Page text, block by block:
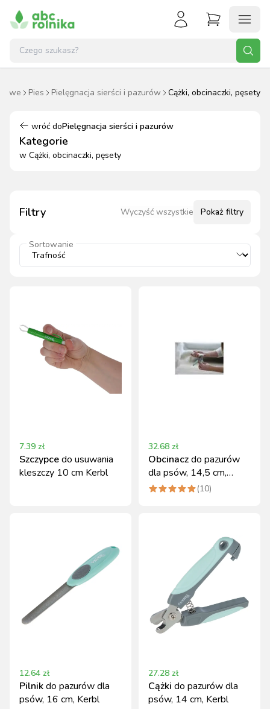
Pies Pielęgnacja sierści i pazurów Cążki, obcinaczki, pęsety
wróć doPielęgnacja sierści i pazurów
Kategorie
w Cążki, obcinaczki, pęsety
Filtry Wyczyść wszystkie Pokaż filtry
Sortowanie
7.39 zł
Szczypcedo usuwania
kleszczy 10 cm Kerbl
32.68 zł
Obcinaczdo pazurów
dla psów, 14,5 cm,
Kerbl
(10)
12.64 zł
Pilnikdo pazurów dla
psów, 16 cm, Kerbl
27.28 zł
Cążki do pazurów dla
psów, 14 cm, Kerbl